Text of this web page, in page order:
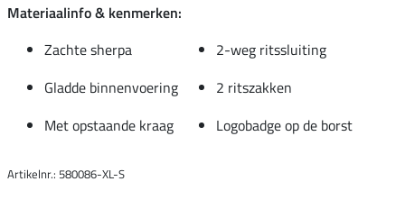
Materiaalinfo & kenmerken:
Zachte sherpa
2-weg ritssluiting
Gladde binnenvoering
2 ritszakken
Met opstaande kraag
Logobadge op de borst
Artikelnr.: 580086-XL-S